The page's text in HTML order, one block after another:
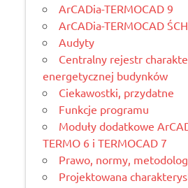
ArCADia-TERMOCAD 9
ArCADia-TERMOCAD
Audyty
Centralny rejestr
energetycznej budynków
Ciekawostki, przydatne
Funkcje programu
Moduły dodatkowe
TERMO 6 i TERMOCAD 7
Prawo, normy,
Projektowana